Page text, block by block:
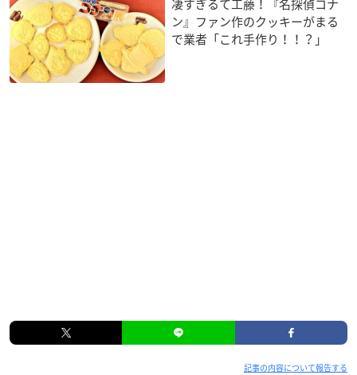
凄すぎるて工藤！『名探偵コナ
ン』ファン作のクッキーがまる
で業者「これ手作り！！？」
記事の内容について報告する